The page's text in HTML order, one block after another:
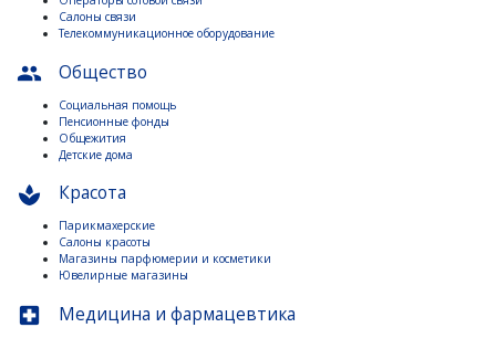
Салоны связи
Телекоммуникационное оборудование
people Общество
Социальная помощь
Пенсионные фонды
Общежития
Детские дома
spa Красота
Парикмахерские
Салоны красоты
Магазины парфюмерии и косметики
Ювелирные магазины
local_hospital Медицина и фармацевтика